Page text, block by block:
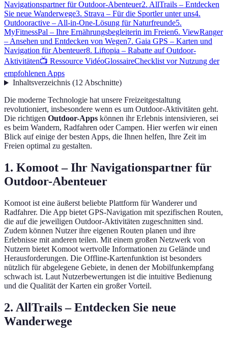
Navigationspartner für Outdoor-Abenteuer2. AllTrails – Entdecken
Sie neue Wanderwege3. Strava – Für die Sportler unter uns4.
Outdooractive – All-in-One-Lösung für Naturfreunde5.
MyFitnessPal – Ihre Ernährungsbegleiterin im Freien6. ViewRanger
– Ansehen und Entdecken von Wegen7. Gaia GPS – Karten und
Navigation für Abenteuer8. Liftopia – Rabatte auf Outdoor-
Aktivitäten📺 Ressource VidéoGlossaireChecklist vor Nutzung der
empfohlenen Apps
Inhaltsverzeichnis(12Abschnitte)
Die moderne Technologie hat unsere Freizeitgestaltung
revolutioniert, insbesondere wenn es um Outdoor-Aktivitäten geht.
Die richtigen Outdoor-Apps können ihr Erlebnis intensivieren, sei
es beim Wandern, Radfahren oder Campen. Hier werfen wir einen
Blick auf einige der besten Apps, die Ihnen helfen, Ihre Zeit im
Freien optimal zu gestalten.
1. Komoot – Ihr Navigationspartner für
Outdoor-Abenteuer
Komoot ist eine äußerst beliebte Plattform für Wanderer und
Radfahrer. Die App bietet GPS-Navigation mit spezifischen Routen,
die auf die jeweiligen Outdoor-Aktivitäten zugeschnitten sind.
Zudem können Nutzer ihre eigenen Routen planen und ihre
Erlebnisse mit anderen teilen. Mit einem großen Netzwerk von
Nutzern bietet Komoot wertvolle Informationen zu Gelände und
Herausforderungen. Die Offline-Kartenfunktion ist besonders
nützlich für abgelegene Gebiete, in denen der Mobilfunkempfang
schwach ist. Laut Nutzerbewertungen ist die intuitive Bedienung
und die Qualität der Karten ein großer Vorteil.
2. AllTrails – Entdecken Sie neue
Wanderwege